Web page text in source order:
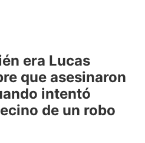
era Lucas
que asesinaron
intentó
de un robo